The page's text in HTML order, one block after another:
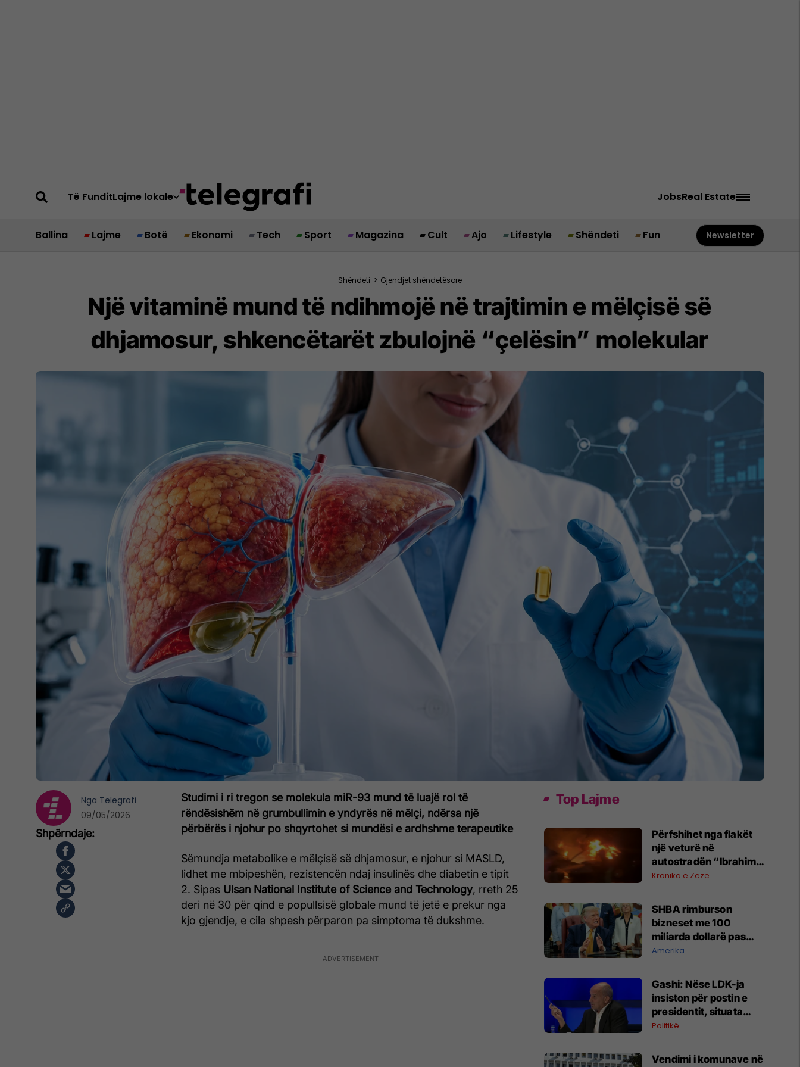
Të FunditLajme lokale JobsReal Estate
Ballina Lajme Botë Ekonomi Tech Sport Magazina Cult Ajo Lifestyle Shëndeti Fun Newsletter
Shëndeti > Gjendjet shëndetësore
Një vitaminë mund të ndihmojë në trajtimin e mëlçisë së
dhjamosur, shkencëtarët zbulojnë “çelësin” molekular
Studimi i ri tregon se molekula miR-93 mund të luajë rol të
rëndësishëm në grumbullimin e yndyrës në mëlçi, ndërsa një
përbërës i njohur po shqyrtohet si mundësi e ardhshme terapeutike
Sëmundja metabolike e mëlçisë së dhjamosur, e njohur si MASLD,
lidhet me mbipeshën, rezistencën ndaj insulinës dhe diabetin e tipit
2. Sipas Ulsan National Institute of Science and Technology, rreth 25
deri në 30 për qind e popullsisë globale mund të jetë e prekur nga
kjo gjendje, e cila shpesh përparon pa simptoma të dukshme.
Nga Telegrafi
09/05/2026
Top Lajme
Përfshihet nga flakët
një veturë në
autostradën “Ibrahim
Rugova”
Kronika e Zezë
SHBA rimburson
bizneset me 100
miliarda dollarë pas
anulimit të tarifave të
Amerika
Gashi: Nëse LDK-ja
insiston për postin e
presidentit, situata
komplikohet - pres që
Politikë
Vendimi i komunave në